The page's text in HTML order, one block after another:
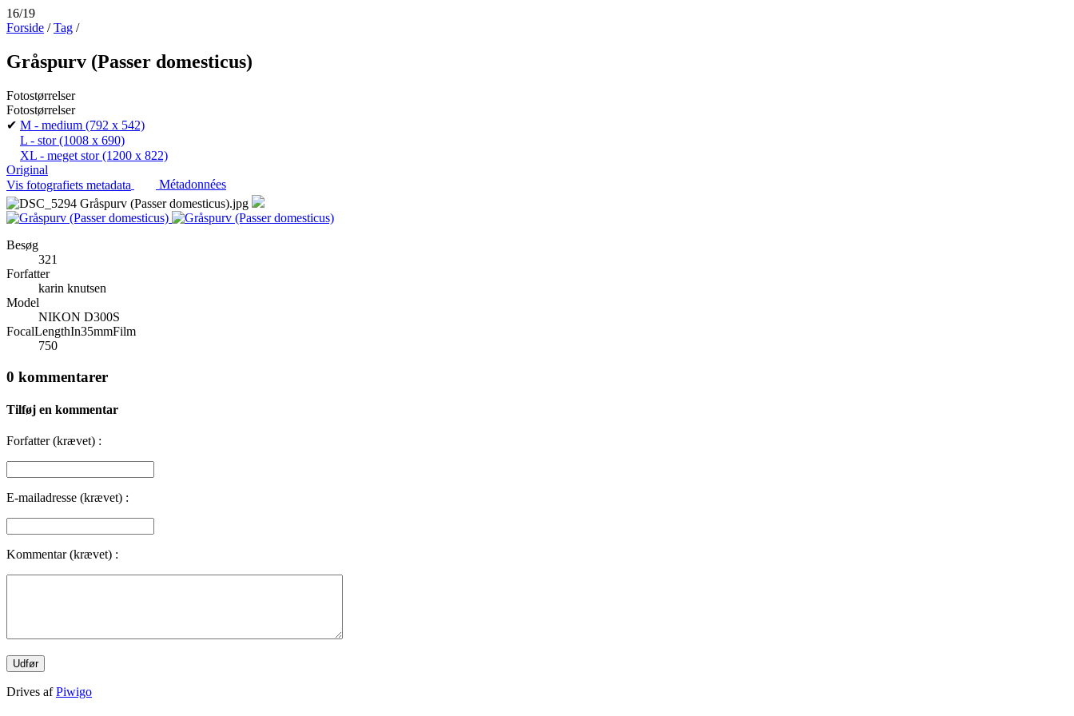
16/19
Forside /Tag /
Gråspurv (Passer domesticus)
Fotostørrelser
Fotostørrelser
✔ M - medium (792 x 542)
L - stor(1008 x 690)
XL - meget stor(1200 x 822)
Original
Vis fotografiets metadata
Métadonnées
Besøg
321
Forfatter
karin knutsen
Model
NIKON D300S
FocalLengthIn35mmFilm
750
0 kommentarer
Tilføj en kommentar
Forfatter (krævet) :
E-mailadresse (krævet) :
Kommentar (krævet) :
Drives afPiwigo